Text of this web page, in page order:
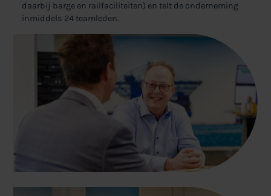
daarbij barge en railfaciliteiten) en telt de onderneming
inmiddels 24 teamleden.